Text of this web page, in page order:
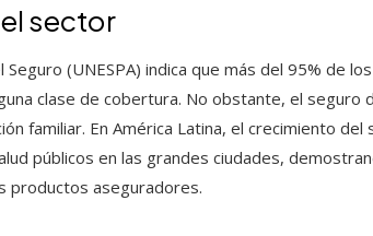
sector
(UNESPA) indica que más del 95% de
clase de cobertura. No obstante, el seguro
familiar. En América Latina, el crecimiento
públicos en las grandes ciudades,
productos aseguradores.